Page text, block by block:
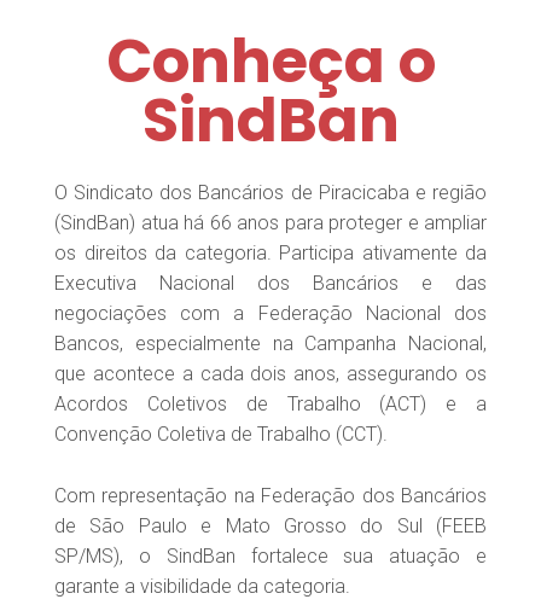
Conheça o
SindBan
O Sindicato dos Bancários de Piracicaba e região
(SindBan) atua há 66 anos para proteger e ampliar
os direitos da categoria. Participa ativamente da
Executiva Nacional dos Bancários e das
negociações com a Federação Nacional dos
Bancos, especialmente na Campanha Nacional,
que acontece a cada dois anos, assegurando os
Acordos Coletivos de Trabalho (ACT) e a
Convenção Coletiva de Trabalho (CCT).
Com representação na Federação dos Bancários
de São Paulo e Mato Grosso do Sul (FEEB
SP/MS), o SindBan fortalece sua atuação e
garante a visibilidade da categoria.